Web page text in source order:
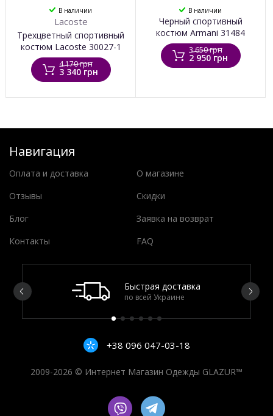
В наличии
Lacoste
Трехцветный спортивный
костюм Lacoste 30027-1
4 170 грн
3 340 грн
В наличии
Черный спортивный
костюм Аrmani 31484
3 650 грн
2 950 грн
Навигация
Оплата и доставка
О магазине
Отзывы
Скидки
Блог
Заявка на возврат
Контакты
FAQ
Быстрая доставка
по всей Украине
+38 096 047-03-18
2009-2026 © Интернет Магазин Одежды GLAZUR™